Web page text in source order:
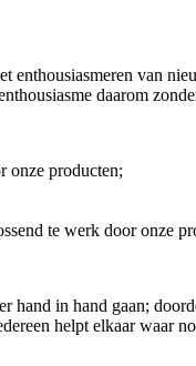
van
daarom
onze producten;
te werk door onze
in hand gaan;
helpt elkaar waar